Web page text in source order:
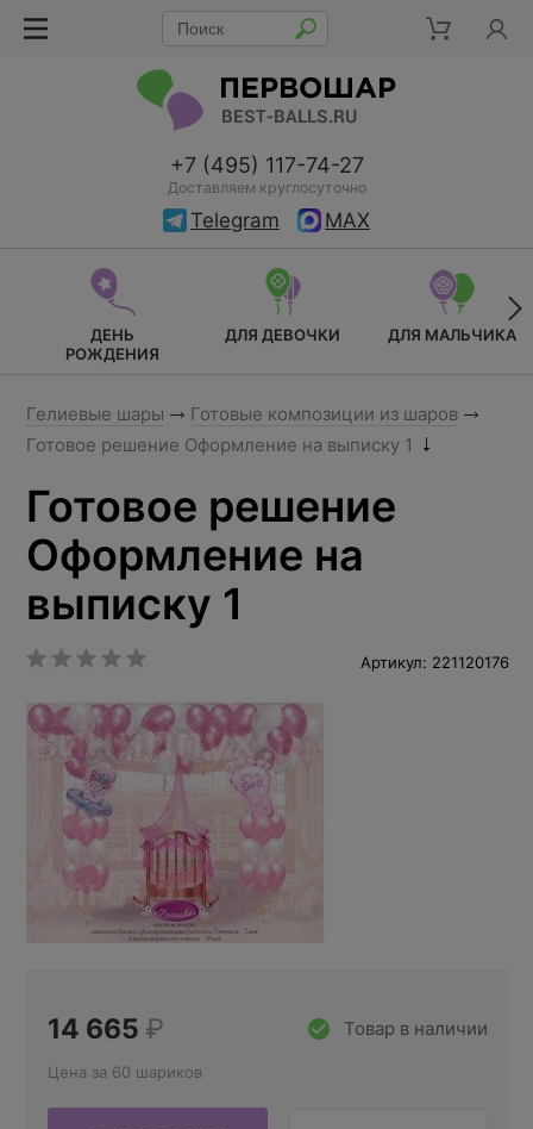
+7 (495) 117-74-27
Доставляем круглосуточно
Telegram MAX
ДЕНЬ
РОЖДЕНИЯ
ДЛЯ ДЕВОЧКИ ДЛЯ МАЛЬЧИКА
Гелиевые шары
Готовые композиции из шаров
Готовое решение Оформление на выписку 1
Готовое решение
Оформление на
выписку 1
Артикул: 221120176
Товар в наличии
14 665 ₽
Цена за 60 шариков